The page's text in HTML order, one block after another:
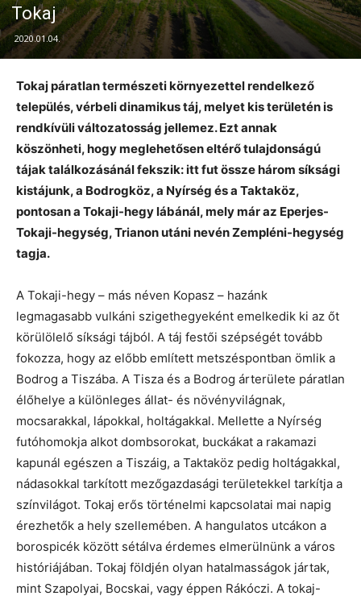
Tokaj
2020.01.04.
Tokaj páratlan természeti környezettel rendelkező
település, vérbeli dinamikus táj, melyet kis területén is
rendkívüli változatosság jellemez. Ezt annak
köszönheti, hogy meglehetősen eltérő tulajdonságú
tájak találkozásánál fekszik: itt fut össze három síksági
kistájunk, a Bodrogköz, a Nyírség és a Taktaköz,
pontosan a Tokaji-hegy lábánál, mely már az Eperjes-
Tokaji-hegység, Trianon utáni nevén Zempléni-hegység
tagja.
A Tokaji-hegy – más néven Kopasz – hazánk
legmagasabb vulkáni szigethegyeként emelkedik ki az őt
körülölelő síksági tájból. A táj festői szépségét tovább
fokozza, hogy az előbb említett metszéspontban ömlik a
Bodrog a Tiszába. A Tisza és a Bodrog árterülete páratlan
élőhelye a különleges állat- és növényvilágnak,
mocsarakkal, lápokkal, holtágakkal. Mellette a Nyírség
futóhomokja alkot dombsorokat, buckákat a rakamazi
kapunál egészen a Tiszáig, a Taktaköz pedig holtágakkal,
nádasokkal tarkított mezőgazdasági területekkel tarkítja a
színvilágot. Tokaj erős történelmi kapcsolatai mai napig
érezhetők a hely szellemében. A hangulatos utcákon a
borospicék között sétálva érdemes elmerülnünk a város
históriájában. Tokaj földjén olyan hatalmasságok jártak,
mint Szapolyai, Bocskai, vagy éppen Rákóczi. A tokaj-